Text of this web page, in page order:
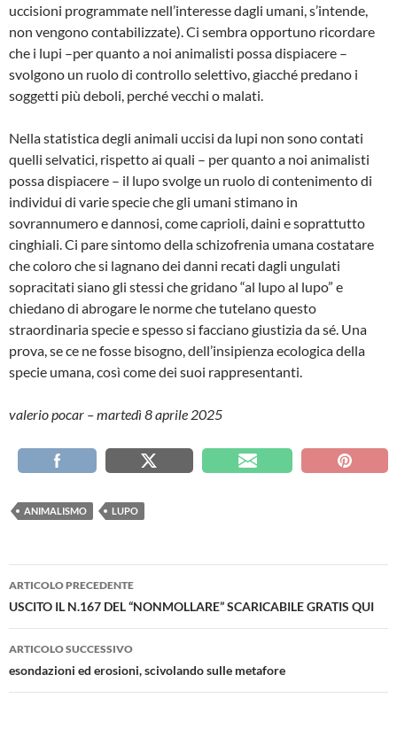
uccisioni programmate nell’interesse dagli umani, s’intende,
non vengono contabilizzate). Ci sembra opportuno ricordare
che i lupi –per quanto a noi animalisti possa dispiacere –
svolgono un ruolo di controllo selettivo, giacché predano i
soggetti più deboli, perché vecchi o malati.
Nella statistica degli animali uccisi da lupi non sono contati
quelli selvatici, rispetto ai quali – per quanto a noi animalisti
possa dispiacere – il lupo svolge un ruolo di contenimento di
individui di varie specie che gli umani stimano in
sovrannumero e dannosi, come caprioli, daini e soprattutto
cinghiali. Ci pare sintomo della schizofrenia umana costatare
che coloro che si lagnano dei danni recati dagli ungulati
sopracitati siano gli stessi che gridano “al lupo al lupo” e
chiedano di abrogare le norme che tutelano questo
straordinaria specie e spesso si facciano giustizia da sé. Una
prova, se ce ne fosse bisogno, dell’insipienza ecologica della
specie umana, così come dei suoi rappresentanti.
valerio pocar – martedì 8 aprile 2025
ANIMALISMO LUPO
Navigazione
articolo
ARTICOLO PRECEDENTE
USCITO IL N.167 DEL “NONMOLLARE” SCARICABILE GRATIS QUI
ARTICOLO SUCCESSIVO
esondazioni ed erosioni, scivolando sulle metafore